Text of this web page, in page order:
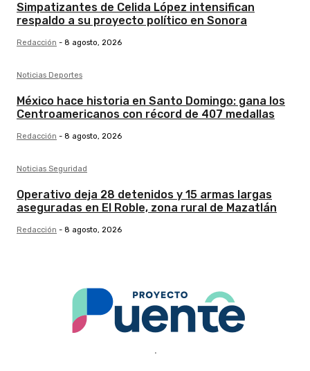
Simpatizantes de Celida López intensifican
respaldo a su proyecto político en Sonora
Redacción - 8 agosto, 2026
Noticias Deportes
México hace historia en Santo Domingo: gana los
Centroamericanos con récord de 407 medallas
Redacción - 8 agosto, 2026
Noticias Seguridad
Operativo deja 28 detenidos y 15 armas largas
aseguradas en El Roble, zona rural de Mazatlán
Redacción - 8 agosto, 2026
.